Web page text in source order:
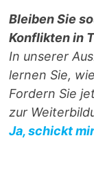
Bleiben Sie
Konflikten in
In unserer
lernen Sie,
Fordern Sie
zur
Ja, schickt